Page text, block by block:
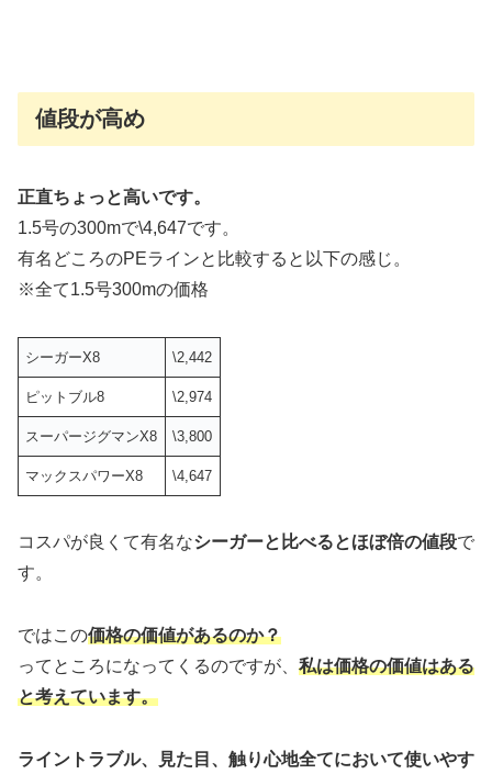
値段が高め
正直ちょっと高いです。
1.5号の300mで\4,647です。
有名どころのPEラインと比較すると以下の感じ。
※全て1.5号300mの価格
シーガーX8 \2,442
ピットブル8 \2,974
スーパージグマンX8 \3,800
マックスパワーX8 \4,647
コスパが良くて有名なシーガーと比べるとほぼ倍の値段で
す。
ではこの価格の価値があるのか？
ってところになってくるのですが、 私は価格の価値はある
と考えています。
ライントラブル、見た目、触り心地全てにおいて使いやす